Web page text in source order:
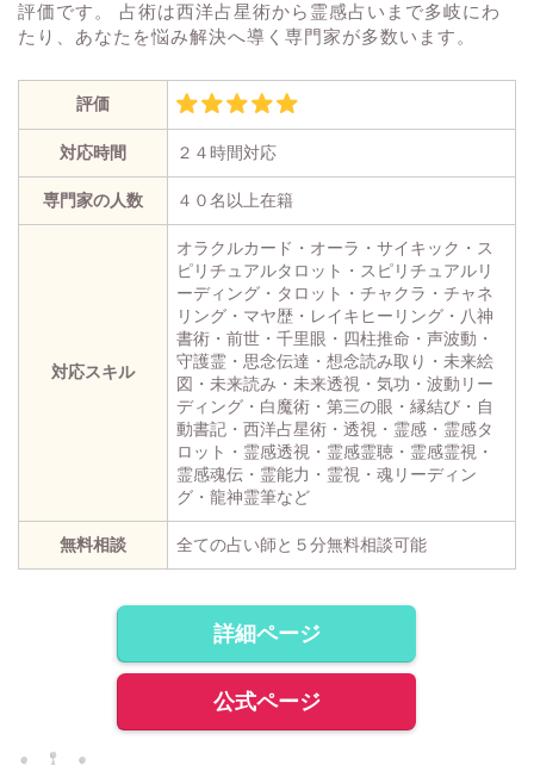
評価です。 占術は西洋占星術から霊感占いまで多岐にわ
たり、あなたを悩み解決へ導く専門家が多数います。
評価
対応時間 ２４時間対応
専門家の人数 ４０名以上在籍
対応スキル
オラクルカード・オーラ・サイキック・ス
ピリチュアルタロット・スピリチュアルリ
ーディング・タロット・チャクラ・チャネ
リング・マヤ歴・レイキヒーリング・八神
書術・前世・千里眼・四柱推命・声波動・
守護霊・思念伝達・想念読み取り・未来絵
図・未来読み・未来透視・気功・波動リー
ディング・白魔術・第三の眼・縁結び・自
動書記・西洋占星術・透視・霊感・霊感タ
ロット・霊感透視・霊感霊聴・霊感霊視・
霊感魂伝・霊能力・霊視・魂リーディン
グ・龍神霊筆など
無料相談 全ての占い師と５分無料相談可能
詳細ページ
公式ページ